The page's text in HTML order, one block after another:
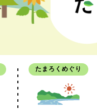
たまろくめぐり